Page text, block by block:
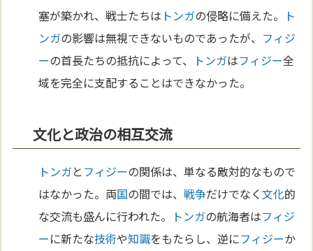
塞が築かれ、戦士たちは トンガの侵略に備えた。
ト
ンガの影響は無視できないものであったが、 フィジ
ーの首長たちの抵抗によって、 トンガはフィジー全
域を完全に支配することはできなかった。
文化と政治の相互交流
トンガと フィジーの関係は、単なる敵対的なもので
はなかった。両国の間では、戦争だけでなく文化的
な交流も盛んに行われた。
トンガの航海者はフィジ
ーに新たな技術や知識をもたらし、逆にフィジーか